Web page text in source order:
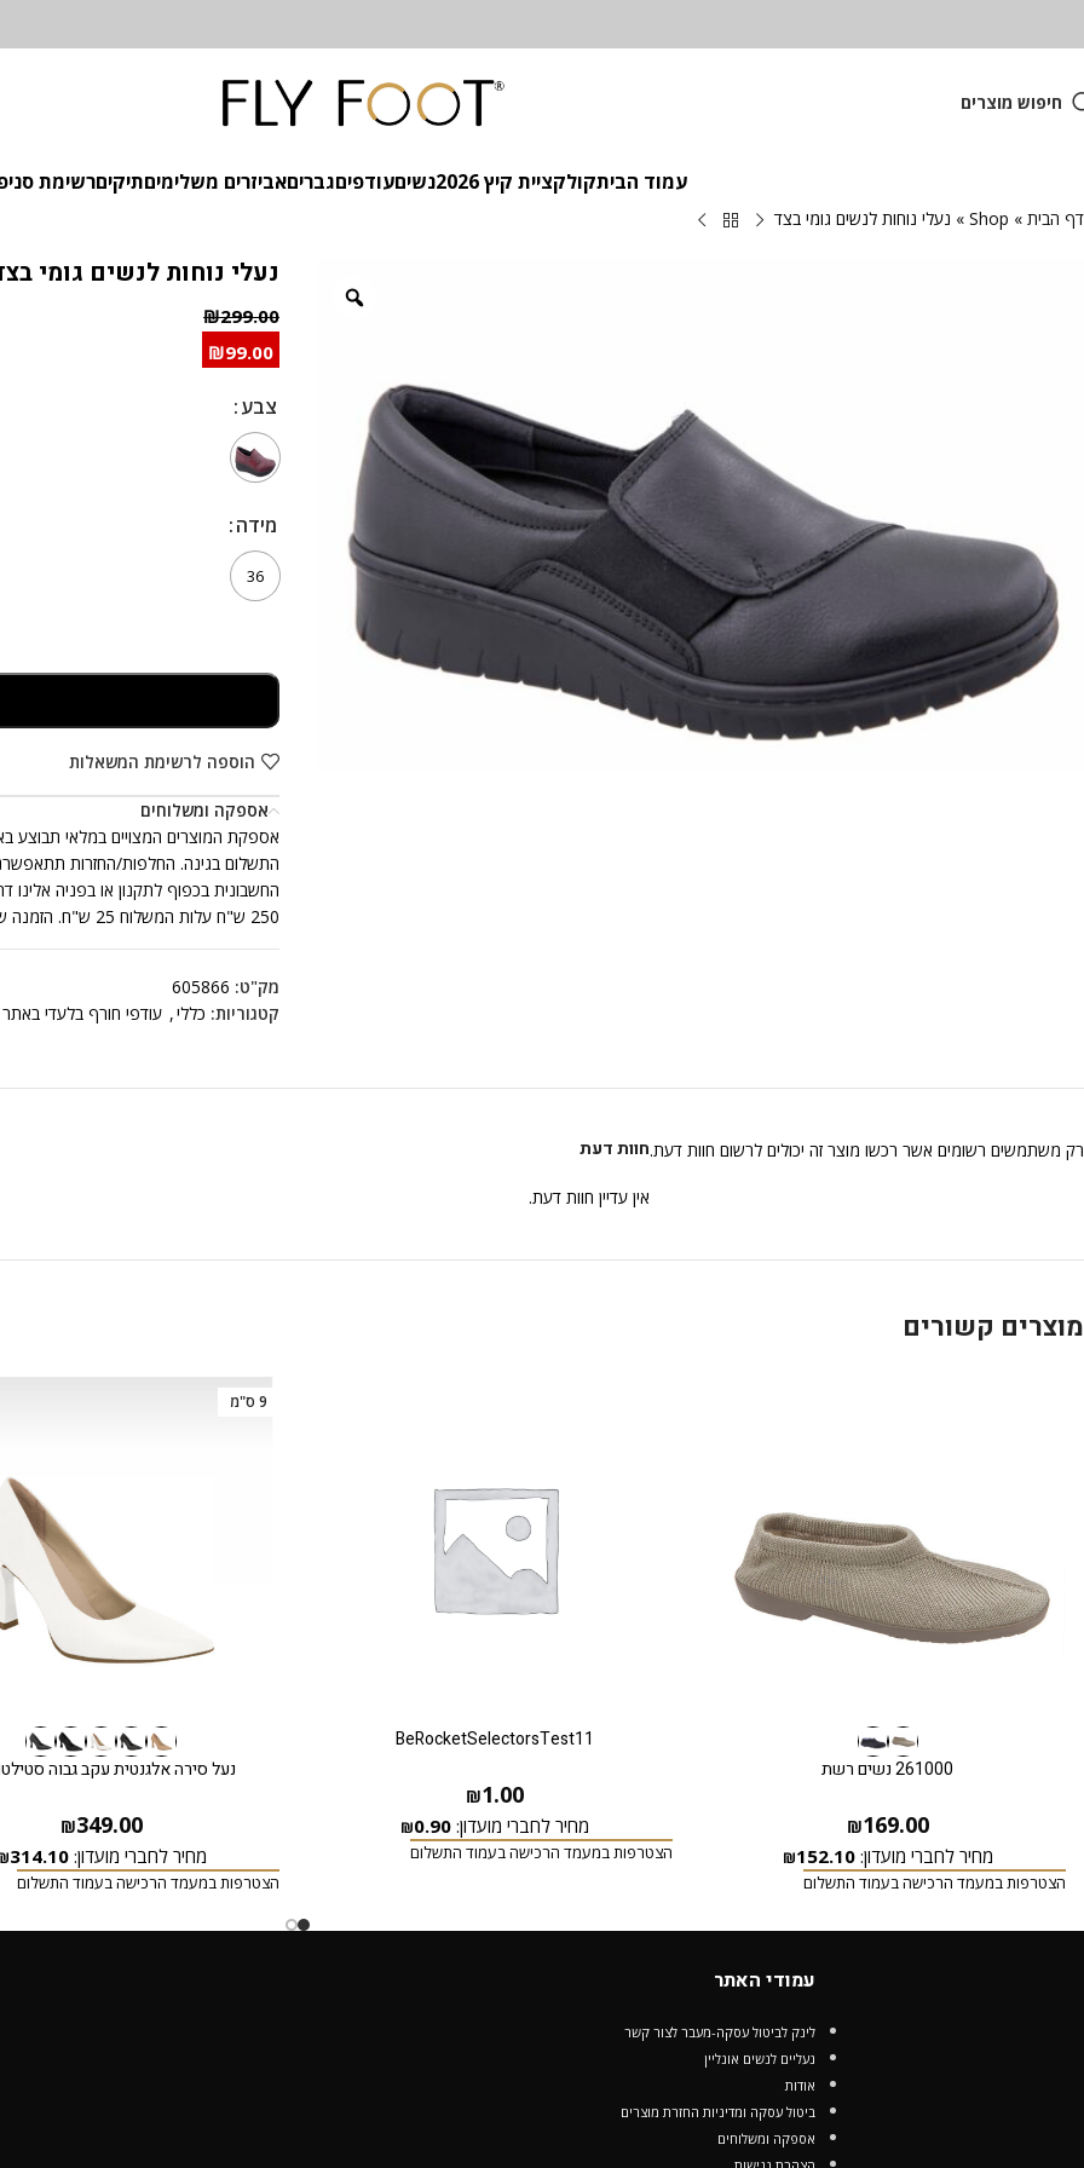
חיפוש מוצרים
עמוד הביתקולקציית קיץ 2026 נשיםעודפיםגבריםאביזרים משלימיםתיקיםרשימת
דף הבית »
Shop
» נעלי נוחות לנשים גומי בצד
נעלי נוחות לנשים גומי
₪299.00
₪99.00
צבע
צבע
מידה
מידה
36
הוספה לרשימת המשאלות
אספקה ומשלוחים
250 ש"ח עלות המשלוח 25 ש"ח. הזמנה שכוללת יותר מזוג נעלים אחד, ייתכן ותתקבל ביותר ממשלוח אחד.
מק"ט: 605866
קטגוריות: כללי, עודפי חורף בלעדי באתר
חוות דעת
אין עדיין חוות דעת.
רק משתמשים רשומים אשר רכשו מוצר זה יכולים לרשום חוות דעת.
מוצרים קשורים
261000 נשים רשת
₪169.00
מחיר לחברי מועדון: ₪152.10
הצטרפות במעמד הרכישה בעמוד התשלום
BeRocketSelectorsTest11
₪1.00
מחיר לחברי מועדון: ₪0.90
הצטרפות במעמד הרכישה בעמוד התשלום
9 ס"מ
נעל סירה אלגנטית עקב גבוה
₪349.00
מחיר לחברי מועדון:314.10
הצטרפות במעמד הרכישה בעמוד התשלום
עמודי האתר
לינק לביטול עסקה-מעבר לצור קשר
נעליים לנשים אונליין
אודות
ביטול עסקה ומדיניות החזרת מוצרים
אספקה ומשלוחים